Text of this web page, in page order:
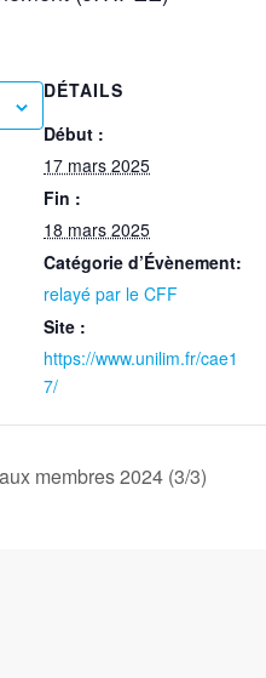
DÉTAILS
Début :
17 mars 2025
Fin :
18 mars 2025
Catégorie d’Évènement:
relayé par le CFF
Site :
https://www.unilim.fr/cae1
7/
membres 2024 (3/3)